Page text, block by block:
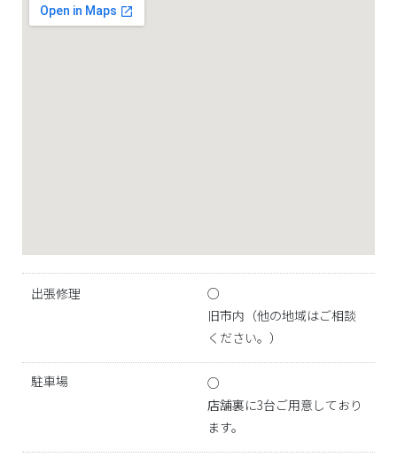
出張修理
○
旧市内（他の地域はご相談
ください。）
駐車場
○
店舗裏に3台ご用意しており
ます。